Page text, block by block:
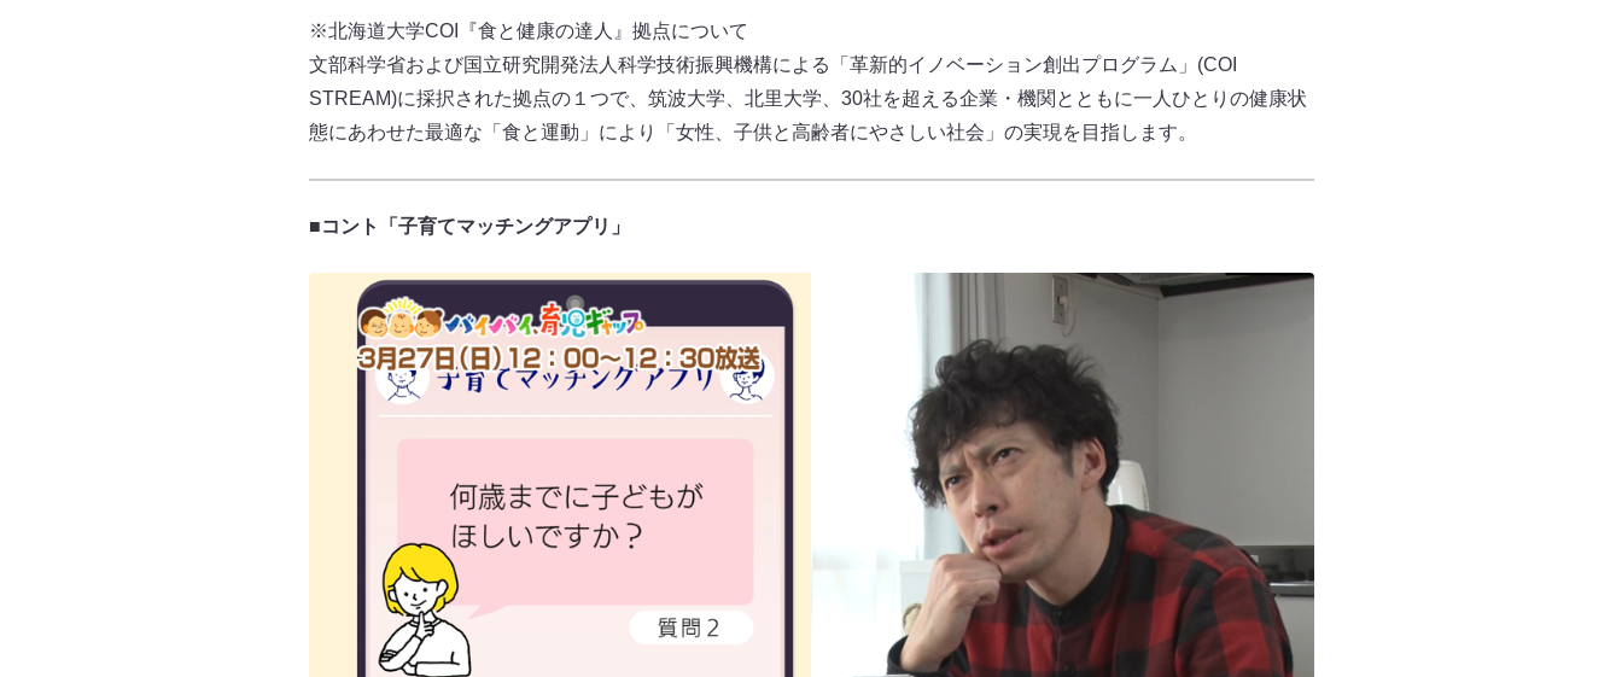
※北海道大学COI『食と健康の達人』拠点について
文部科学省および国立研究開発法人科学技術振興機構による「革新的イノベーション創出プログラム」(COI
STREAM)に採択された拠点の１つで、筑波大学、北里大学、30社を超える企業・機関とともに一人ひとりの健康状
態にあわせた最適な「食と運動」により「女性、子供と高齢者にやさしい社会」の実現を目指します。
■コント「子育てマッチングアプリ」